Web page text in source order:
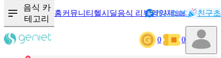
음식 카
테고리
홈커뮤니티 헬시딜음식 리뷰영양제NEW기록
캐시리뷰 친구
0 0